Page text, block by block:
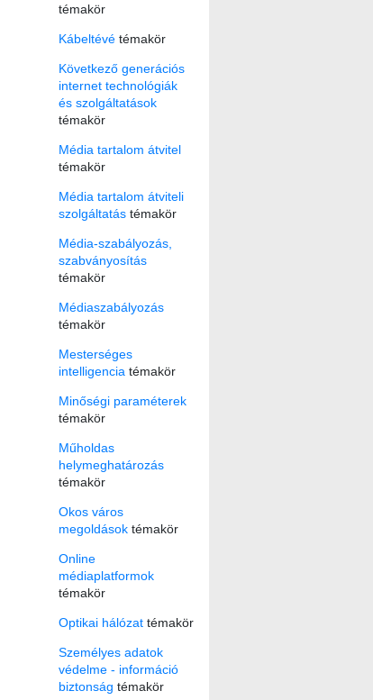
témakör
Kábeltévétémakör
Következő generációs
internet technológiák
és szolgáltatások
témakör
Média tartalom átvitel
témakör
Média tartalom átviteli
szolgáltatástémakör
Média-szabályozás,
szabványosítás
témakör
Médiaszabályozás
témakör
Mesterséges
intelligencia témakör
Minőségi paraméterek
témakör
Műholdas
helymeghatározás
témakör
Okos város
megoldásoktémakör
Online
médiaplatformok
témakör
Optikai hálózattémakör
Személyes adatok
védelme - információ
biztonság témakör